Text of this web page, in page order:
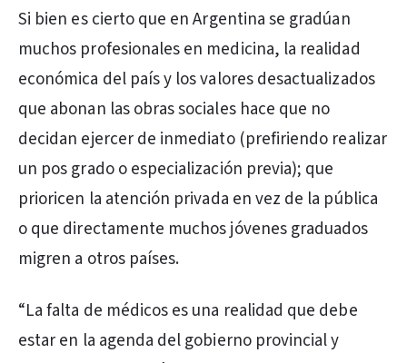
Si bien es cierto que en Argentina se gradúan
muchos profesionales en medicina, la realidad
económica del país y los valores desactualizados
que abonan las obras sociales hace que no
decidan ejercer de inmediato (prefiriendo realizar
un pos grado o especialización previa); que
prioricen la atención privada en vez de la pública
o que directamente muchos jóvenes graduados
migren a otros países.
“La falta de médicos es una realidad que debe
estar en la agenda del gobierno provincial y